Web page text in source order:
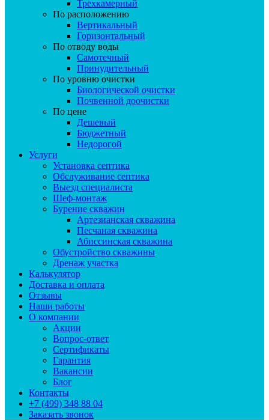
Трехкамерный
По расположению
Вертикальный
Горизонтальный
По отводу воды
Самотечный
Принудительный
По уровню очистки
Биологической очистки
Почвенной доочистки
По цене
Дешевый
Бюджетный
Недорогой
Услуги
Установка септика
Обслуживание септика
Выезд специалиста
Шеф-монтаж
Бурение скважин
Артезианская скважина
Песчаная скважина
Абиссинская скважина
Обустройство скважины
Дренаж участка
Калькулятор
Доставка и оплата
Отзывы
Наши работы
О компании
Акции
Вопрос-ответ
Сертификаты
Гарантия
Вакансии
Блог
Контакты
+7 (499) 348 88 04
Заказать звонок